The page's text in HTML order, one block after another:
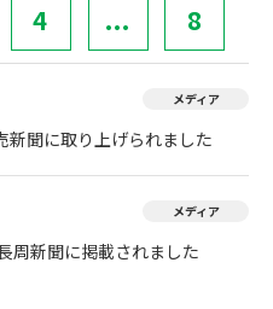
4 ... 8
メディア
新聞に取り上げられました
メディア
周新聞に掲載されました